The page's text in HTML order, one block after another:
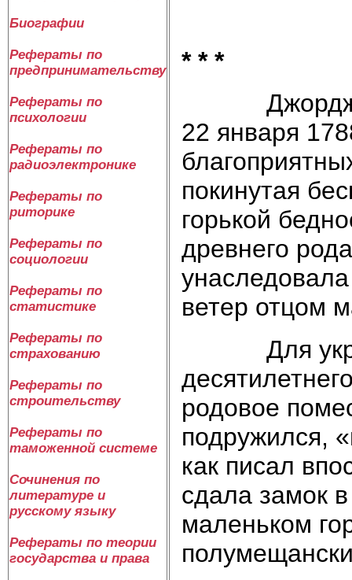
Биографии
Рефераты по
предпринимательству
Рефераты по
психологии
Рефераты по
радиоэлектронике
Рефераты по
риторике
Рефераты по
социологии
Рефераты по
статистике
Рефераты по
страхованию
Рефераты по
строительству
Рефераты по
таможенной системе
Сочинения по
литературе и
русскому языку
Рефераты по теории
государства и права
* * *
22 января
покинутая
горькой
древнего
ветер отцом
Для
родовое
подружился,
как писал
сдала замок
маленьком